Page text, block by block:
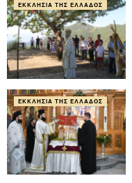
ΕΚΚΛΗΣΊΑ ΤΗΣ ΕΛΛΆΔΟΣ
ΕΚΚΛΗΣΊΑ ΤΗΣ ΕΛΛΆΔΟΣ